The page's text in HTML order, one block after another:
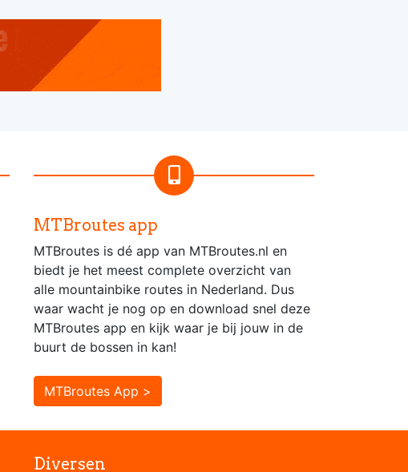
MTBroutes app
MTBroutes is dé app van MTBroutes.nl en
biedt je het meest complete overzicht van
alle mountainbike routes in Nederland. Dus
waar wacht je nog op en download snel deze
MTBroutes app en kijk waar je bij jouw in de
buurt de bossen in kan!
MTBroutes App >
Diversen